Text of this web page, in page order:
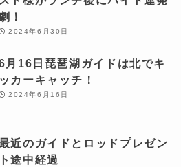
劇！
2024年6月30日
月16日琵琶湖ガイドは北でキ
ッカーキャッチ！
2024年6月16日
近のガイドとロッドプレゼン
ト途中経過